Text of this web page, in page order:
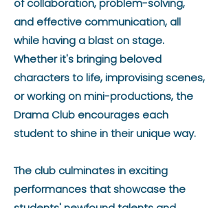
of collaboration, problem-solving,
and effective communication, all
while having a blast on stage.
Whether it's bringing beloved
characters to life, improvising scenes,
or working on mini-productions, the
Drama Club encourages each
student to shine in their unique way.
The club culminates in exciting
performances that showcase the